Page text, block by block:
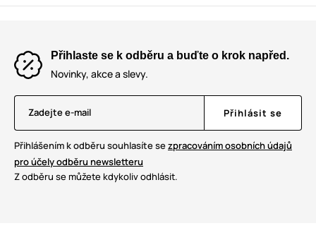
Přihlaste se k odběru a buďte o krok napřed.
Novinky, akce a slevy.
Zadejte e-mail Přihlásit se
Přihlášením k odběru souhlasíte sezpracováním osobních údajů
pro účely odběru newsletteru
Z odběru se můžete kdykoliv odhlásit.